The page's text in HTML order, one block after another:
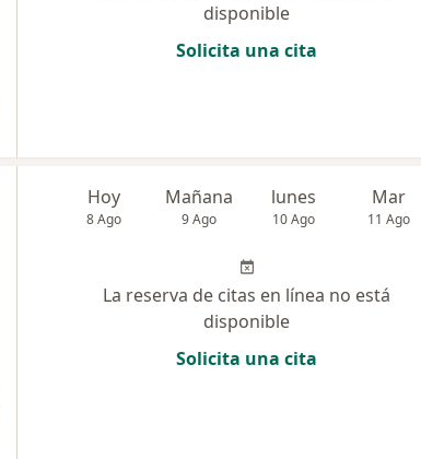
disponible
Solicita una cita
Hoy
8 Ago
Mañana
9 Ago
lunes
10 Ago
Mar
11 Ago
La reserva de citas en línea no está
disponible
Solicita una cita